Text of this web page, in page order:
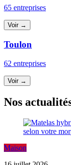
65 entreprises
Voir →
Toulon
62 entreprises
Voir →
Nos
Maison